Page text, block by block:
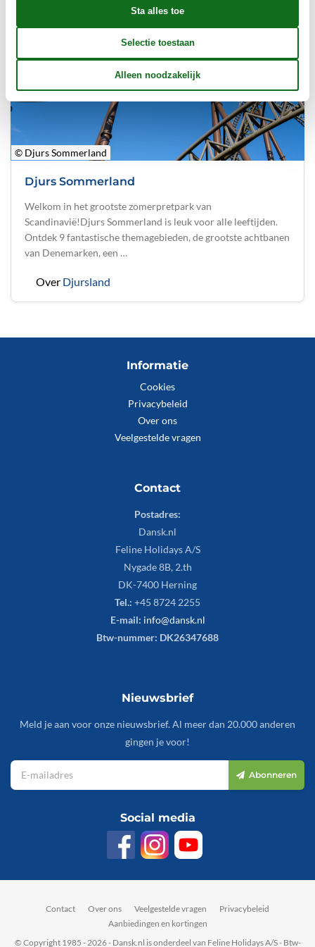
© Djurs Sommerland
Djurs Sommerland
Welkom in het grootste zomerpretpark van
Scandinavië!Djurs Sommerland is leuk voor alle leeftijden.
Ontdek 9 fantastische themagebieden, de grootste achtbanen
van Denemarken, een …
Over Djursland
Informatie
Cookies
Privacybeleid
Over ons
Veelgestelde vragen
Contact
Postadres:
Dansk.nl
Feline Holidays A/S
Nygade 8B, 2.th
DK-7400 Herning
Tel.: +45 8724 2255
E-mail: info@dansk.nl
Btw-nummer: DK26347688
Nieuwsbrief
Meld je aan voor onze nieuwsbrief. Al meer dan 20.000 anderen
gingen je voor!
Abonneren
Social media
Contact Over ons Veelgestelde vragen
Privacybeleid
Aanbiedingen en kortingen
© Copyright 1985 - 2026 - Dansk.nl is onderdeel van Feline Holidays A/S - Btw-